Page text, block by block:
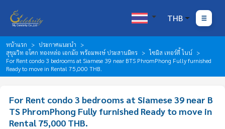
THB
หน้าแรก
ประกาศแนะนำ
สุขุมวิท อโศก ทองหล่อ เอกมัย พร้อมพงษ์ ประสานมิตร
ไซมิส เทอร์ตี้ ไนน์
For Rent condo 3 bedrooms at Siamese 39 near BTS PhromPhong Fully furnished
Ready to move in Rental 75,000 THB.
For Rent condo 3 bedrooms at Siamese 39 near B
TS PhromPhong Fully furnished Ready to move in
Rental 75,000 THB.